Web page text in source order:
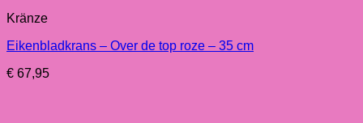
Kränze
Eikenbladkrans – Over de top roze – 35 cm
€ 67,95